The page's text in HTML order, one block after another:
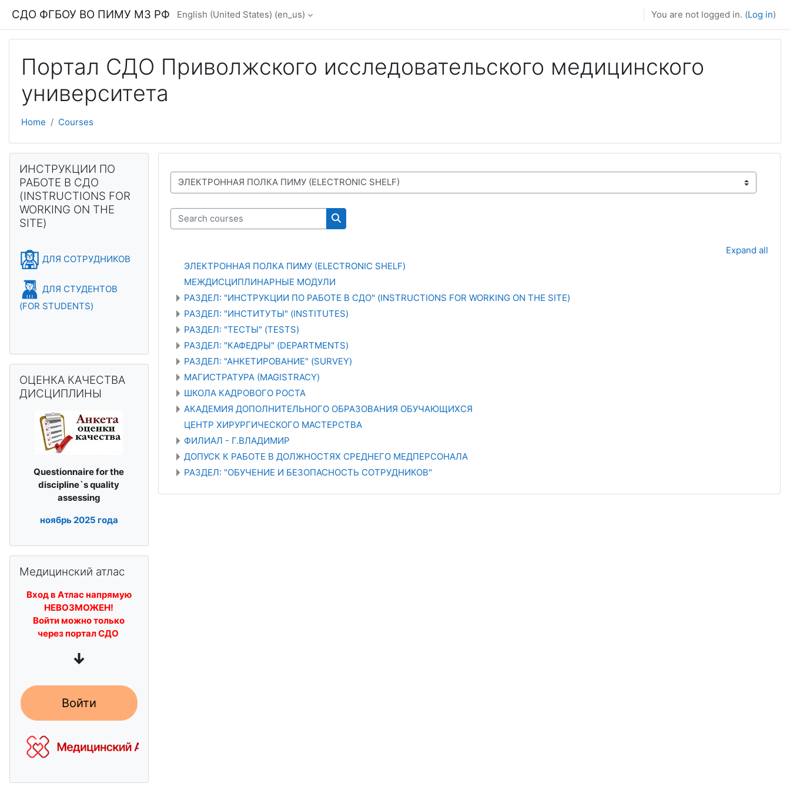
СДО ФГБОУ ВО ПИМУ МЗ РФ English (United States) ‎(en_us)‎ You are not logged in. (Log in)
Портал СДО Приволжского исследовательского медицинского
университета
Home Courses
Course categories
Search courses
Search courses
Expand all
ЭЛЕКТРОННАЯ ПОЛКА ПИМУ (ELECTRONIC SHELF)
МЕЖДИСЦИПЛИНАРНЫЕ МОДУЛИ
РАЗДЕЛ: "ИНСТРУКЦИИ ПО РАБОТЕ В СДО" (INSTRUCTIONS FOR WORKING ON THE SITE)
РАЗДЕЛ: "ИНСТИТУТЫ" (INSTITUTES)
РАЗДЕЛ: "ТЕСТЫ" (TESTS)
РАЗДЕЛ: "КАФЕДРЫ" (DEPARTMENTS)
РАЗДЕЛ: "АНКЕТИРОВАНИЕ" (SURVEY)
МАГИСТРАТУРА (MAGISTRACY)
ШКОЛА КАДРОВОГО РОСТА
АКАДЕМИЯ ДОПОЛНИТЕЛЬНОГО ОБРАЗОВАНИЯ ОБУЧАЮЩИХСЯ
ЦЕНТР ХИРУРГИЧЕСКОГО МАСТЕРСТВА
ФИЛИАЛ - Г.ВЛАДИМИР
ДОПУСК К РАБОТЕ В ДОЛЖНОСТЯХ СРЕДНЕГО МЕДПЕРСОНАЛА
РАЗДЕЛ: "ОБУЧЕНИЕ И БЕЗОПАСНОСТЬ СОТРУДНИКОВ"
Blocks
ИНСТРУКЦИИ ПО
РАБОТЕ В СДО
(INSTRUCTIONS FOR
WORKING ON THE
SITE)
ДЛЯ СОТРУДНИКОВ
ДЛЯ СТУДЕНТОВ
(FOR STUDENTS)
ОЦЕНКА КАЧЕСТВА
ДИСЦИПЛИНЫ
Questionnaire for the
discipline`squality
assessing
ноябрь2025 года
Медицинский атлас
Вход в Атлас напрямую
НЕВОЗМОЖЕН!
Войти можно только
через портал СДО
↓
Войти